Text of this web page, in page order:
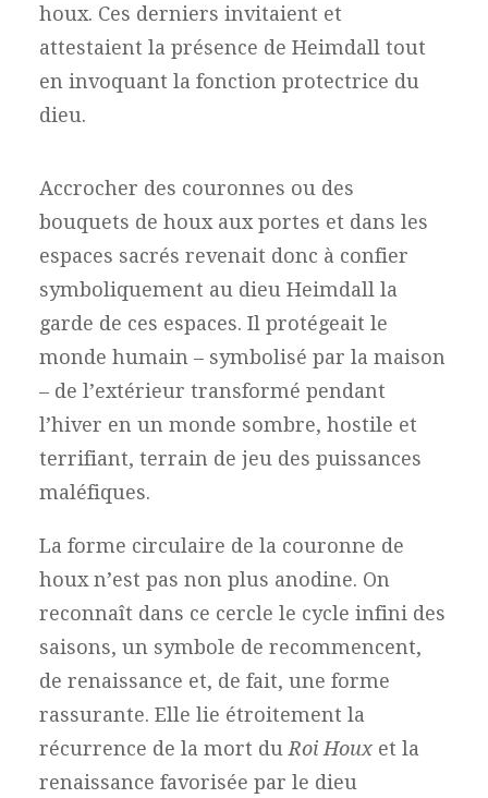
houx. Ces derniers invitaient et
attestaient la présence de Heimdall tout
en invoquant la fonction protectrice du
dieu.
Accrocher des couronnes ou des
bouquets de houx aux portes et dans les
espaces sacrés revenait donc à confier
symboliquement au dieu Heimdall la
garde de ces espaces. Il protégeait le
monde humain – symbolisé par la maison
– de l’extérieur transformé pendant
l’hiver en un monde sombre, hostile et
terrifiant, terrain de jeu des puissances
maléfiques.
La forme circulaire de la couronne de
houx n’est pas non plus anodine. On
reconnaît dans ce cercle le cycle infini des
saisons, un symbole de recommencent,
de renaissance et, de fait, une forme
rassurante. Elle lie étroitement la
récurrence de la mort du Roi Houx et la
renaissance favorisée par le dieu